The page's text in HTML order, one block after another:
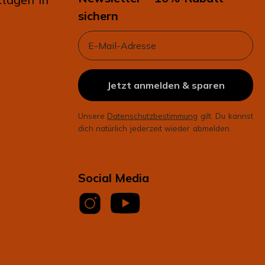
sichern
Email
Jetzt anmelden & sparen
Unsere Datenschutzbestimmung gilt. Du kannst
dich natürlich jederzeit wieder abmelden.
Social Media